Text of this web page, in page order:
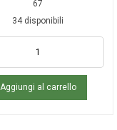
67
34 disponibili
Aggiungi al carrello